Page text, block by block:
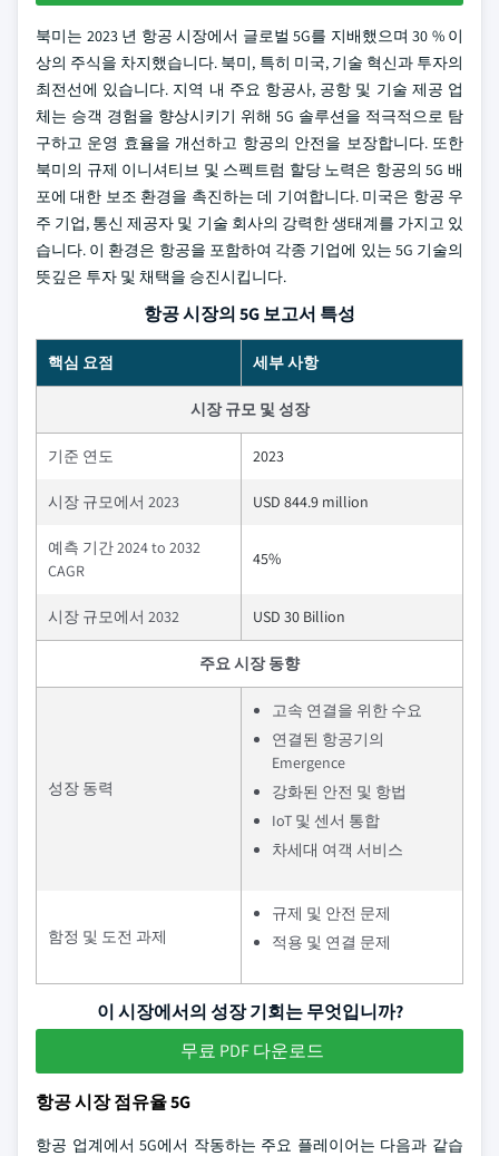
북미는 2023 년 항공 시장에서 글로벌 5G를 지배했으며 30 % 이
상의 주식을 차지했습니다. 북미, 특히 미국, 기술 혁신과 투자의
최전선에 있습니다. 지역 내 주요 항공사, 공항 및 기술 제공 업
체는 승객 경험을 향상시키기 위해 5G 솔루션을 적극적으로 탐
구하고 운영 효율을 개선하고 항공의 안전을 보장합니다. 또한
북미의 규제 이니셔티브 및 스펙트럼 할당 노력은 항공의 5G 배
포에 대한 보조 환경을 촉진하는 데 기여합니다. 미국은 항공 우
주 기업, 통신 제공자 및 기술 회사의 강력한 생태계를 가지고 있
습니다. 이 환경은 항공을 포함하여 각종 기업에 있는 5G 기술의
뜻깊은 투자 및 채택을 승진시킵니다.
항공 시장의 5G 보고서 특성
핵심 요점 세부 사항
시장 규모 및 성장
기준 연도 2023
시장 규모에서 2023 USD 844.9 million
예측 기간 2024 to 2032
CAGR
45%
시장 규모에서 2032 USD 30 Billion
주요 시장 동향
성장 동력
고속 연결을 위한 수요
연결된 항공기의
Emergence
강화된 안전 및 항법
IoT 및 센서 통합
차세대 여객 서비스
함정 및 도전 과제
규제 및 안전 문제
적용 및 연결 문제
이 시장에서의 성장 기회는 무엇입니까?
무료 PDF 다운로드
항공 시장 점유율 5G
항공 업계에서 5G에서 작동하는 주요 플레이어는 다음과 같습